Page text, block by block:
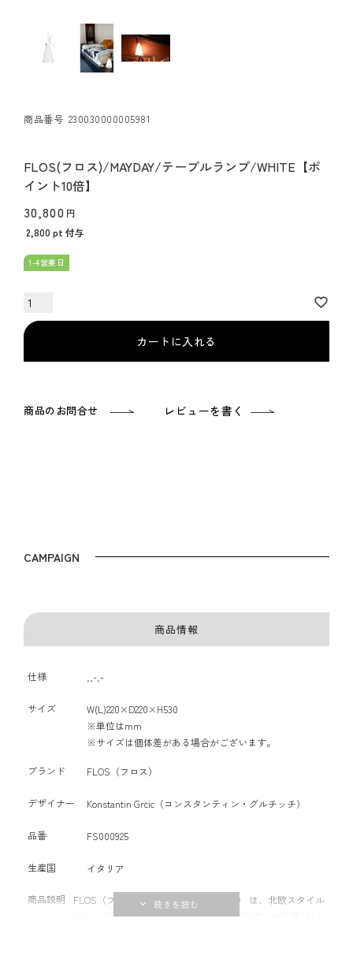
商品番号 230030000005981
FLOS(フロス)/MAYDAY/テーブルランプ/WHITE【ポ
イント10倍】
30,800
2,800 pt 付与
1-4営業日
カートに入れる
商品のお問合せ レビューを書く
CAMPAIGN
商品情報
仕様 ,,-,-
サイズ
W(L)220×D220×H530
※単位はmm
※サイズは個体差がある場合がございます。
ブランド FLOS（フロス）
デザイナー Konstantin Grcic（コンスタンティン・グルチッチ）
品番 FS000925
生産国 イタリア
商品説明
FLOS（フロス） の Mayday（メイデイ） は、北欧スタイル
のシンプルさと機能性を兼ね備えた照明です。持ち運びし